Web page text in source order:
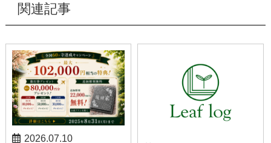
関連記事
2026.07.10